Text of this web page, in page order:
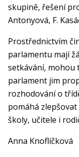
skupině, řešení
Antonyová, F.
Prostřednictvím
parlamentu mají
setkávání, mohou
parlament jim
rozhodování o
pomáhá
školy, učitele i
Anna Knoflíčková